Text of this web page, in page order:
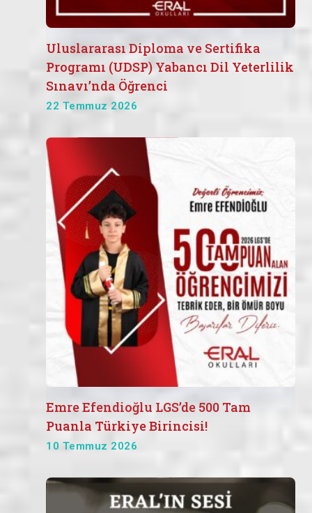
Uluslararası Diploma ve Sertifika
Programı (UDSP) Yabancı Dil Yeterlilik
Sınavı’nda Öğrenci
22 Temmuz 2026
Emre Efendioğlu LGS’de 500 Tam
Puanla Türkiye Birincisi!
10 Temmuz 2026